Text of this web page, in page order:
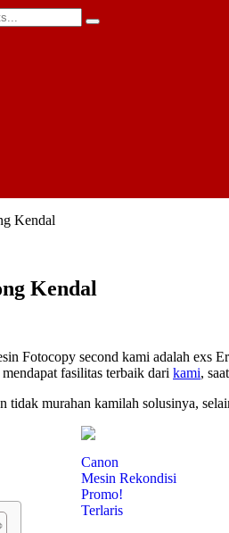
Kendal
Kendal
Fotocopy second kami adalah exs
fasilitas terbaik dari kami,
tidak murahan kamilah solusinya,
Canon
Mesin Rekondisi
Promo!
Terlaris